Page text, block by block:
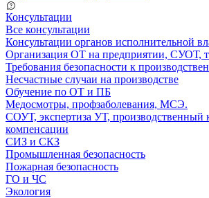
Консультации
Все консультации
Консультации органов исполнительной
Организация ОТ на предприятии, СУОТ,
Требования безопасности к
Несчастные случаи на производстве
Обучение по ОТ и ПБ
Медосмотры, профзаболевания, МСЭ.
СОУТ, экспертиза УТ, производственный
компенсации
СИЗ и СКЗ
Промышленная безопасность
Пожарная безопасность
ГО и ЧС
Экология